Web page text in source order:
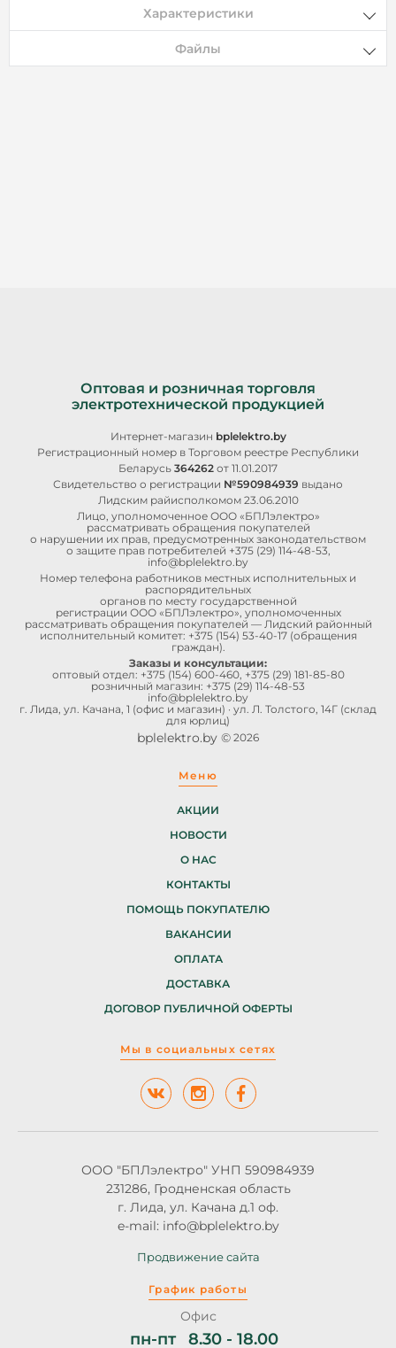
Характеристики
Файлы
Оптовая и розничная торговля
электротехнической продукцией
Интернет-магазин bplelektro.by
Регистрационный номер в Торговом реестре Республики
Беларусь 364262 от 11.01.2017
Свидетельство о регистрации №590984939 выдано
Лидским райисполкомом 23.06.2010
Лицо, уполномоченное ООО «БПЛэлектро»
рассматривать обращения покупателей
о нарушении их прав, предусмотренных законодательством
о защите прав потребителей +375 (29) 114-48-53
info@bplelektro.by
Номер телефона работников местных исполнительных и
распорядительных
органов по месту государственной
регистрации ООО «БПЛэлектро», уполномоченных
рассматривать обращения покупателей — Лидский районный
исполнительный комитет: +375 (154) 53-40-17(обращения
граждан).
Заказы и консультации:
оптовый отдел: +375 (154) 600-460, +375 (29) 181-85-80
розничный магазин: +375 (29) 114-48-53
info@bplelektro.by
г. Лида, ул. Качана, 1 (офис и магазин) · ул. Л. Толстого, 14Г (склад
для юрлиц)
bplelektro.by © 2026
Меню
АКЦИИ
НОВОСТИ
О НАС
КОНТАКТЫ
ПОМОЩЬ ПОКУПАТЕЛЮ
ВАКАНСИИ
ОПЛАТА
ДОСТАВКА
ДОГОВОР ПУБЛИЧНОЙ ОФЕРТЫ
Мы в социальных сетях
График работы
Офис
пн-пт 8.30 - 18.00
ООО "БПЛэлектро" УНП 590984939
231286, Гродненская область
г. Лида, ул. Качана д.1 оф.
e-mail: info@bplelektro.by
Продвижение сайта